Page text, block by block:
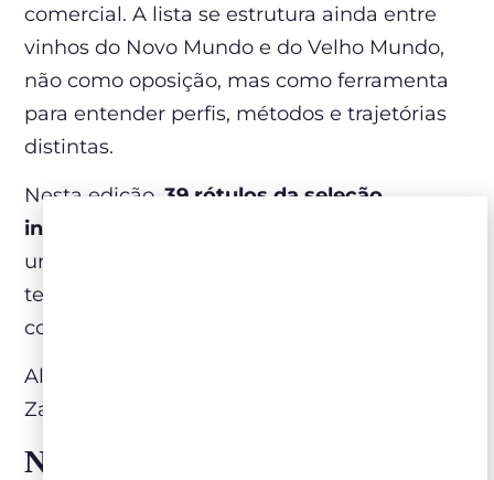
comercial. A lista se estrutura ainda entre
vinhos do Novo Mundo e do Velho Mundo,
não como oposição, mas como ferramenta
para entender perfis, métodos e trajetórias
distintas.
Nesta edição,39 rótulos da seleção
integram o portfólio da Zahil
uma curadoria construída com atenção ao
tempo, à diversidade de origens e à
consistência dos projetos.
Alguns destaques presentes no portfólio
Zahil:
Novo Mundo